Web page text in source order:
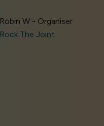
Robin W - Organiser
Rock The Joint